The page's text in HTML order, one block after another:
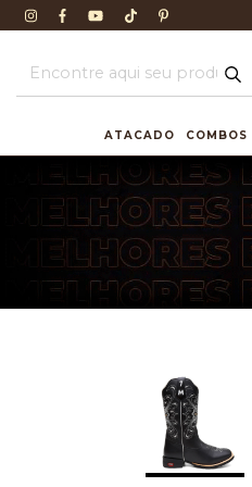
ATACADO COMBOS